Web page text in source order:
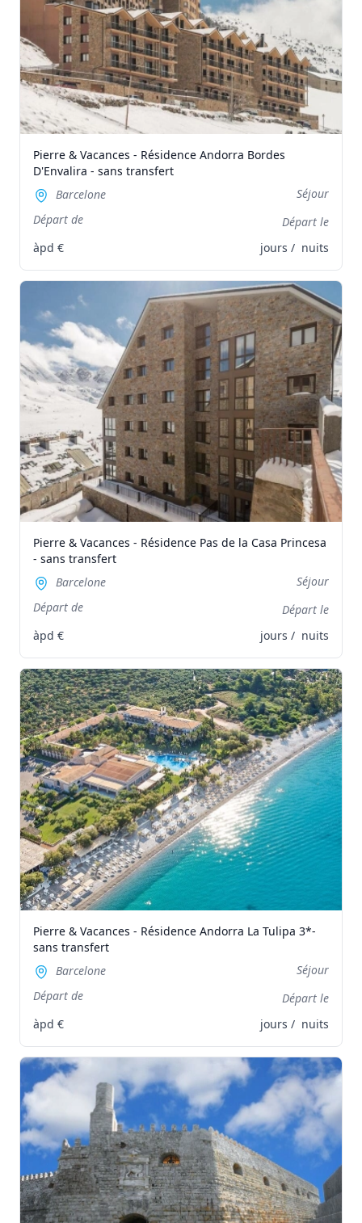
Pierre & Vacances - Résidence Andorra Bordes
D'Envalira - sans transfert
Barcelone
Séjour
Départ de
Départ le
àpd € jours / nuits
Pierre & Vacances - Résidence Pas de la Casa Princesa
- sans transfert
Barcelone
Séjour
Départ de
Départ le
àpd € jours / nuits
Pierre & Vacances - Résidence Andorra La Tulipa 3*-
sans transfert
Barcelone
Séjour
Départ de
Départ le
àpd € jours / nuits